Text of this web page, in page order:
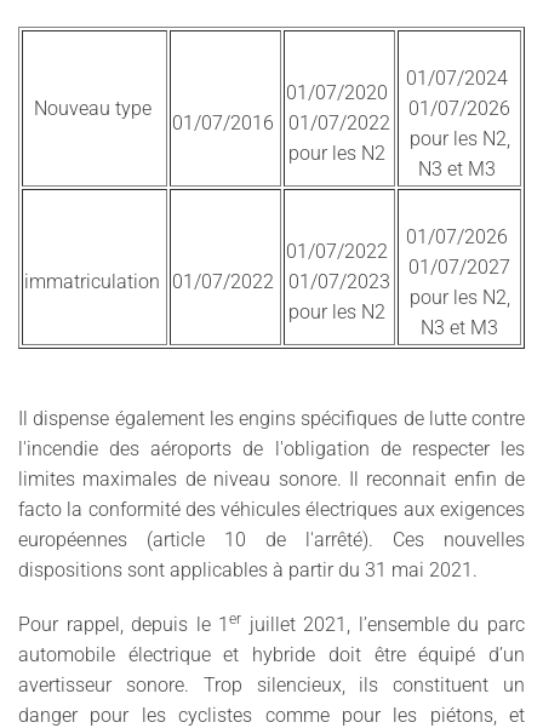
Nouveau type
01/07/2016
01/07/2020
01/07/2022
pour les N2
01/07/2024
01/07/2026
pour les N2,
N3 et M3
immatriculation 01/07/2022
01/07/2022
01/07/2023
pour les N2
01/07/2026
01/07/2027
pour les N2,
N3 et M3
Il dispense également les engins spécifiques de lutte contre
l'incendie des aéroports de l'obligation de respecter les
limites maximales de niveau sonore. Il reconnait enfin de
facto la conformité des véhicules électriques aux exigences
européennes (article 10 de l'arrêté). Ces nouvelles
dispositions sont applicables à partir du 31 mai 2021.
Pour rappel, depuis le 1er juillet 2021, l’ensemble du parc
automobile électrique et hybride doit être équipé d’un
avertisseur sonore. Trop silencieux, ils constituent un
danger pour les cyclistes comme pour les piétons, et